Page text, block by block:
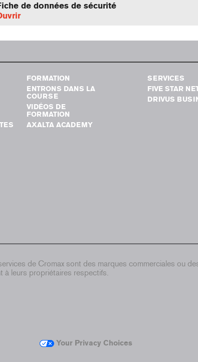
de données de sécurité
FORMATION
ENTRONS DANS LA
COURSE
VIDÉOS DE
FORMATION
AXALTA ACADEMY
SERVICES
FIVE STAR
DRIVUS
de Cromax sont des marques commerciales ou
à leurs propriétaires respectifs.
Your Privacy Choices